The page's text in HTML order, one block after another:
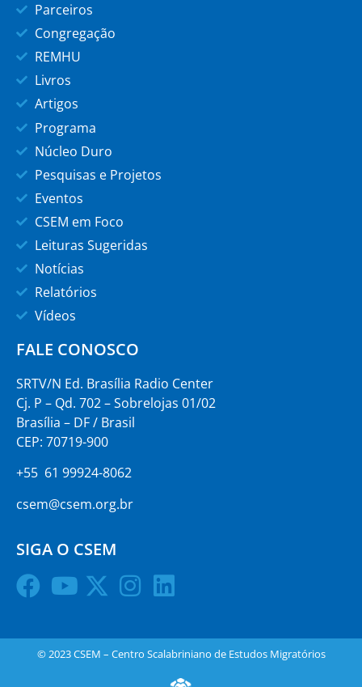
Parceiros
Congregação
REMHU
Livros
Artigos
Programa
Núcleo Duro
Pesquisas e Projetos
Eventos
CSEM em Foco
Leituras Sugeridas
Notícias
Relatórios
Vídeos
FALE CONOSCO
SRTV/N Ed. Brasília Radio Center
Cj. P – Qd. 702 – Sobrelojas 01/02
Brasília – DF / Brasil
CEP: 70719-900
+55 61 99924-8062
csem@csem.org.br
SIGA O CSEM
© 2023 CSEM – Centro Scalabriniano de Estudos Migratórios